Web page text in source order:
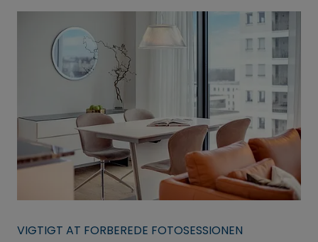
VIGTIGT AT FORBEREDE FOTOSESSIONEN